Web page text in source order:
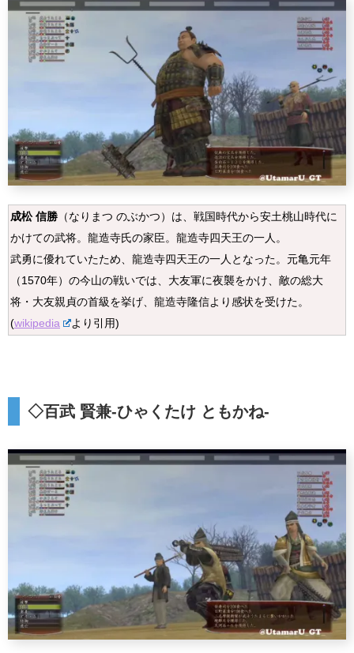
成松 信勝 （なりまつ のぶかつ）は、戦国時代から安土桃山時代に
かけての武将。龍造寺氏の家臣。龍造寺四天王の一人。
武勇に優れていたため、龍造寺四天王の一人となった。元亀元年
（1570年）の今山の戦いでは、大友軍に夜襲をかけ、敵の総大
将・大友親貞の首級を挙げ、龍造寺隆信より感状を受けた。
(wikipedia より引用)
◇百武 賢兼-ひゃくたけ ともかね-